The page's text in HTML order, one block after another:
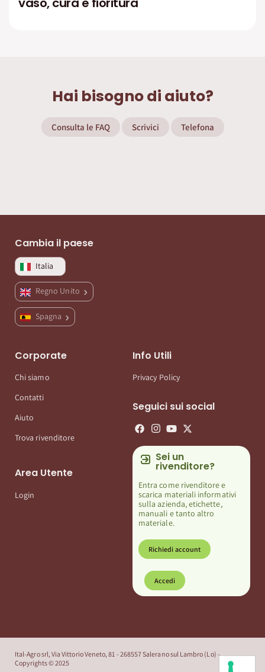
Hai bisogno di aiuto?
Consulta le FAQ Scrivici Telefona
Cambia il paese
Italia
Regno Unito
Spagna
Corporate
Chi siamo
Contatti
Aiuto
Trova rivenditore
Area Utente
Login
Info Utili
Privacy Policy
Seguici sui social
Sei un
rivenditore?
Entra come rivenditore e
scarica materiali informativi
sulla azienda, etichette,
manuali e tanto altro
materiale.
Richiedi account
Accedi
Ital-Agro srl, Via Vittorio Veneto, 81 - 268557 Salerano sul Lambro (Lo) -
Copyrights © 2025